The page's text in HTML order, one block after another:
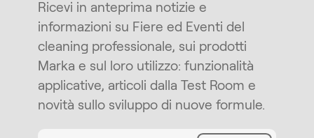
Ricevi in anteprima notizie e
informazioni su Fiere ed Eventi del
cleaning professionale, sui prodotti
Marka e sul loro utilizzo: funzionalità
applicative, articoli dalla Test Room e
novità sullo sviluppo di nuove formule.